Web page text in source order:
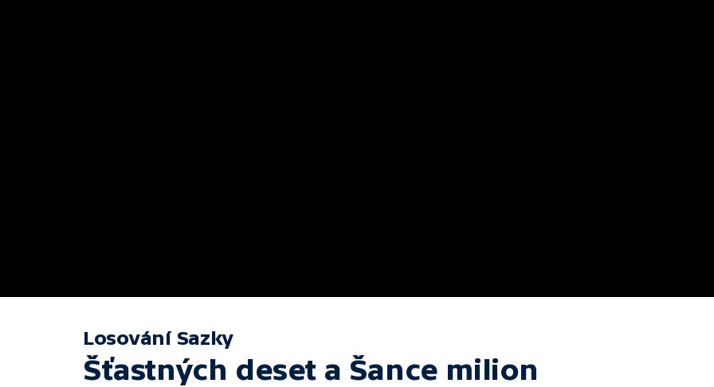
Losování Sazky
Šťastných deset a Šance milion